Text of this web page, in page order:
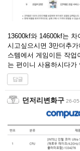
13600kf와 14600kf는
시고싶으시면 3만더추
스템에서 게임이든 작업
는 편이니 사용하시다가
답글
던저리변화구 26-